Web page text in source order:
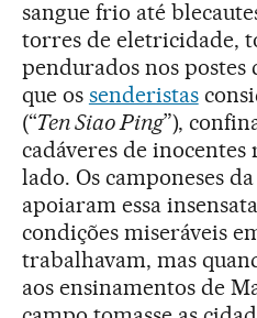
sangue frio até
torres de eletricidade,
pendurados nos postes
que os senderistas
(“Ten Siao Ping”),
cadáveres de
lado. Os camponeses
apoiaram essa
condições miseráveis
trabalhavam, mas
aos ensinamentos de